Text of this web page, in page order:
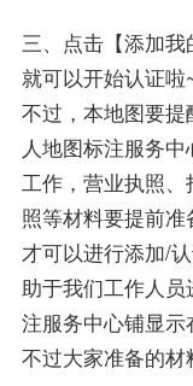
三、点击【添加我
就可以开始认证啦
不过，本地图要
人地图标注服务
工作，营业执照
照等材料要提前
才可以进行添加/
助于我们工作人
注服务中心铺显示
不过大家准备的材